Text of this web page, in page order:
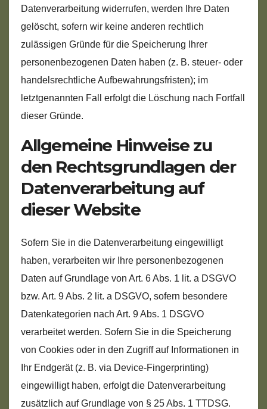
Datenverarbeitung widerrufen, werden Ihre Daten
gelöscht, sofern wir keine anderen rechtlich
zulässigen Gründe für die Speicherung Ihrer
personenbezogenen Daten haben (z. B. steuer- oder
handelsrechtliche Aufbewahrungsfristen); im
letztgenannten Fall erfolgt die Löschung nach Fortfall
dieser Gründe.
Allgemeine Hinweise zu
den Rechtsgrundlagen der
Datenverarbeitung auf
dieser Website
Sofern Sie in die Datenverarbeitung eingewilligt
haben, verarbeiten wir Ihre personenbezogenen
Daten auf Grundlage von Art. 6 Abs. 1 lit. a DSGVO
bzw. Art. 9 Abs. 2 lit. a DSGVO, sofern besondere
Datenkategorien nach Art. 9 Abs. 1 DSGVO
verarbeitet werden. Sofern Sie in die Speicherung
von Cookies oder in den Zugriff auf Informationen in
Ihr Endgerät (z. B. via Device-Fingerprinting)
eingewilligt haben, erfolgt die Datenverarbeitung
zusätzlich auf Grundlage von § 25 Abs. 1 TTDSG.